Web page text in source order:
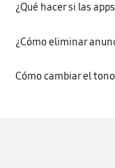
¿Qué hacer si las
¿Cómo eliminar
Cómo cambiar el